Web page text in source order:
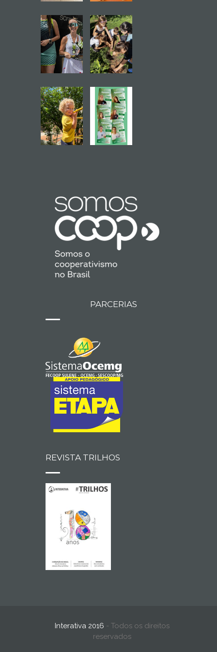
PARCERIAS
REVISTA TRILHOS
Interativa 2016 - Todos os direitos
reservados